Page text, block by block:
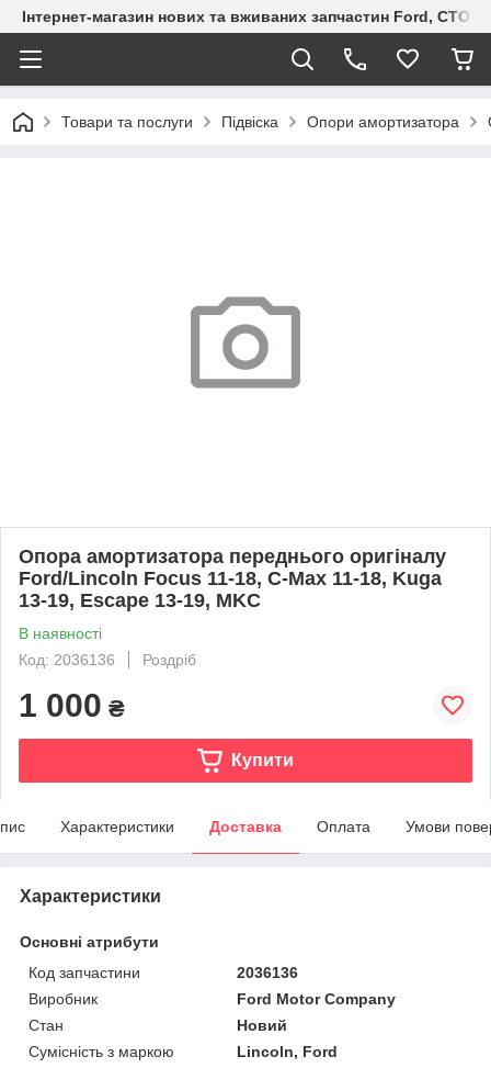
Інтернет-магазин нових та вживаних запчастин Ford, СТО
Товари та послуги Підвіска Опори амортизатора
Опора амортизатора переднього оригіналу
Ford/Lincoln Focus 11-18, С-Max 11-18, Kuga
13-19, Escape 13-19, MKC
В наявності
Код: 2036136
Роздріб
1 000 ₴
Купити
Характеристики Доставка Оплата Умови
Характеристики
Основні атрибути
Код запчастини
2036136
Виробник
Ford Motor Company
Стан
Новий
Сумісність з маркою
Lincoln, Ford